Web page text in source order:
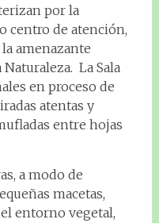
por la
centro de atención,
amenazante
La Sala
en proceso de
atentas y
entre hojas
a modo de
macetas,
entorno vegetal,